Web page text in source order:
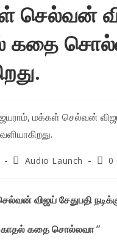
செல்வன்
கதை
PostAudio Launch
Post
0
விஜய் சேதுபதி
” காதல் கதை சொல்லவா ”